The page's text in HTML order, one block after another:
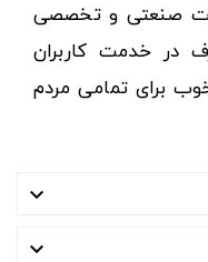
صنعتی و تخصصی
در خدمت کاربران
برای تمامی مردم

